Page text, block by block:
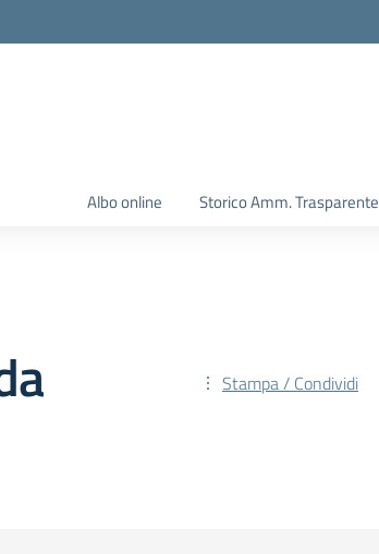
Albo online Storico Amm. Trasparente
Stampa / Condividi